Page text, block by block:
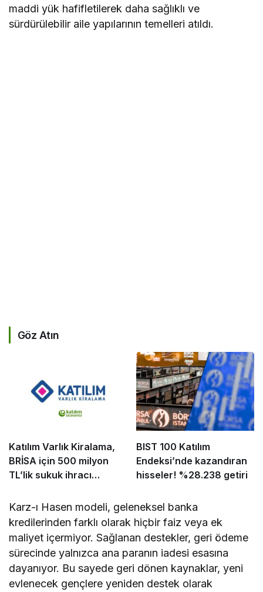
maddi yük hafifletilerek daha sağlıklı ve
sürdürülebilir aile yapılarının temelleri atıldı.
Göz Atın
Katılım Varlık Kiralama,
BRİSA için 500 milyon
TL’lik sukuk ihracı
BIST 100 Katılım
Endeksi’nde kazandıran
hisseler! %28.238 getiri
Karz-ı Hasen modeli, geleneksel banka
kredilerinden farklı olarak hiçbir faiz veya ek
maliyet içermiyor. Sağlanan destekler, geri ödeme
sürecinde yalnızca ana paranın iadesi esasına
dayanıyor. Bu sayede geri dönen kaynaklar, yeni
evlenecek gençlere yeniden destek olarak